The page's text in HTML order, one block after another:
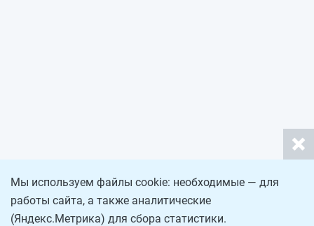
Мы используем файлы cookie: необходимые — для
работы сайта, а также аналитические
(Яндекс.Метрика) для сбора статистики.